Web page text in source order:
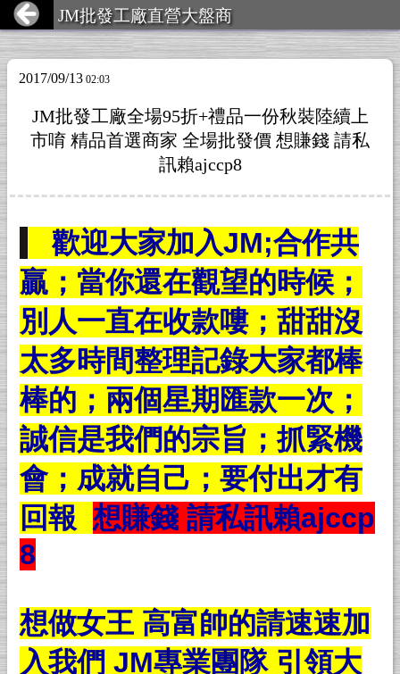
JM批發工廠直營大盤商
2017/09/13 02:03
JM批發工廠全場95折+禮品一份秋裝陸續上
市唷 精品首選商家 全場批發價 想賺錢 請私
訊賴ajccp8
歡迎大家加入JM;合作共
贏；當你還在觀望的時候；
別人一直在收款嘍；甜甜沒
太多時間整理記錄大家都棒
棒的；兩個星期匯款一次；
誠信是我們的宗旨；抓緊機
會；成就自己；要付出才有
回報 想賺錢 請私訊賴ajccp
8
想做女王 高富帥的請速速加
入我們 JM專業團隊 引領大